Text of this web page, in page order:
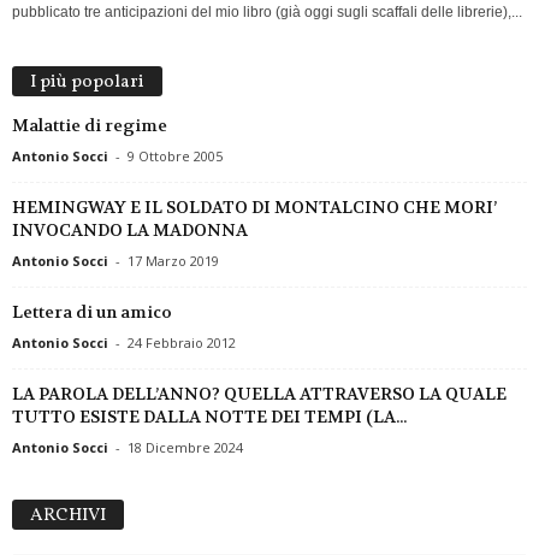
pubblicato tre anticipazioni del mio libro (già oggi sugli scaffali delle librerie),...
I più popolari
Malattie di regime
Antonio Socci - 9 Ottobre 2005
HEMINGWAY E IL SOLDATO DI MONTALCINO CHE MORI’
INVOCANDO LA MADONNA
Antonio Socci - 17 Marzo 2019
Lettera di un amico
Antonio Socci - 24 Febbraio 2012
LA PAROLA DELL’ANNO? QUELLA ATTRAVERSO LA QUALE
TUTTO ESISTE DALLA NOTTE DEI TEMPI (LA...
Antonio Socci - 18 Dicembre 2024
ARCHIVI